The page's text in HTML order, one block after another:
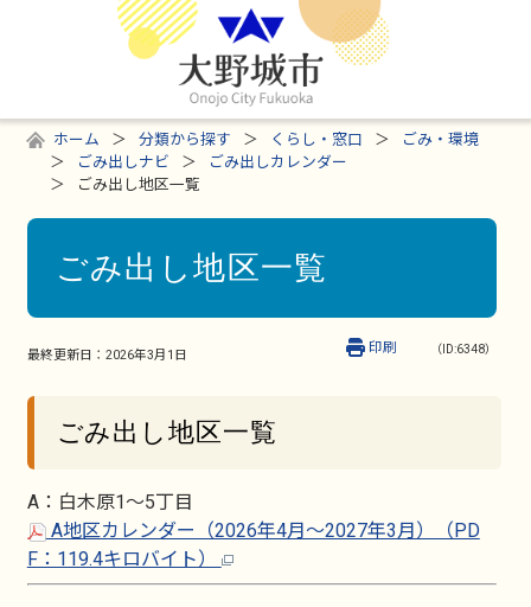
ホーム 分類から探す くらし・窓口
ごみ・環境
ごみ出しナビ
ごみ出しカレンダー
ごみ出し地区一覧
ごみ出し地区一覧
最終更新日： 2026年3月1日 （ID:6348）
印刷
ごみ出し地区一覧
A：白木原1～5丁目
A地区カレンダー（2026年4月～2027年3月）（PD
F：119.4キロバイト）